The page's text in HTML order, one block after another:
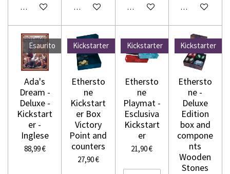
Avvisami quando disponibileAggiungi al carrelloAvvisami quando disponibile
Avvisami
Esaurito
Ada's
Dream -
Deluxe -
Kickstart
er -
Inglese
88,99 €
Kickstarter
Ethersto
ne
Kickstart
er Box
Victory
Point and
counters
27,90 €
Kickstarter
Ethersto
ne
Playmat -
Esclusiva
Kickstart
er
21,90 €
Kickstarter
Ethersto
ne -
Deluxe
Edition
box and
compone
nts
Wooden
Stones